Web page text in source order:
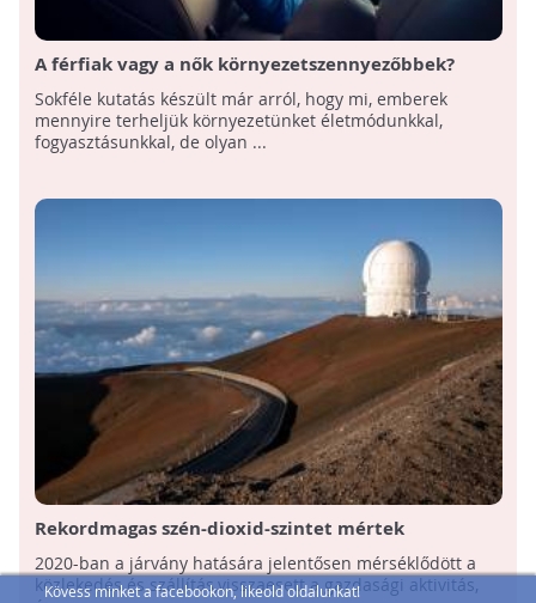
Kövess minket a facebookon, likeold oldalunkat!
A férfiak vagy a nők környezetszennyezőbbek?
Sokféle kutatás készült már arról, hogy mi, emberek
mennyire terheljük környezetünket életmódunkkal,
fogyasztásunkkal, de olyan ...
Rekordmagas szén-dioxid-szintet mértek
2020-ban a járvány hatására jelentősen mérséklődött a
közlekedés és szállítás,visszaesett a gazdasági aktivitás,